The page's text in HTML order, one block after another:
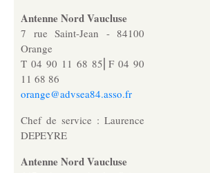
Offres d’emploi
Offres de stage
Candidatures spontanées
Antenne Nord Vaucluse
7 rue Saint-Jean - 84100
Orange
T 04 90 11 68 85⎜F 04 90
11 68 86
orange@advsea84.asso.fr
Chef de service : Laurence
DEPEYRE
Antenne Nord Vaucluse